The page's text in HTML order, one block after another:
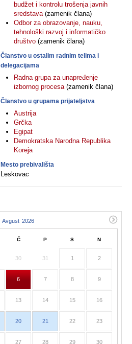
budžet i kontrolu trošenja javnih
sredstava (zamenik člana)
Odbor za obrazovanje, nauku,
tehnološki razvoj i informatičko
društvo (zamenik člana)
Članstvo u ostalim radnim telima i
delegacijama
Radna grupa za unapređenje
izbornog procesa(zamenik člana)
Članstvo u grupama prijateljstva
Austrija
Grčka
Egipat
Demokratska Narodna Republika
Koreja
Mesto prebivališta
Leskovac
Č P S N
30 31 1 2
6 7 8 9
13 14 15 16
20 21 22 23
27 28 29 30